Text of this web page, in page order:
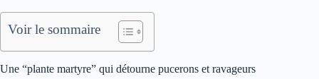
Voir le sommaire
Une “plante martyre” qui détourne pucerons et ravageurs